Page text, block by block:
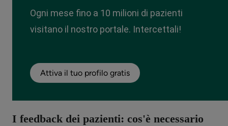
Ogni mese fino a 10 milioni di pazienti
visitano il nostro portale. Intercettali!
Attiva il tuo profilo gratis
I feedback dei pazienti: cos'è necessario